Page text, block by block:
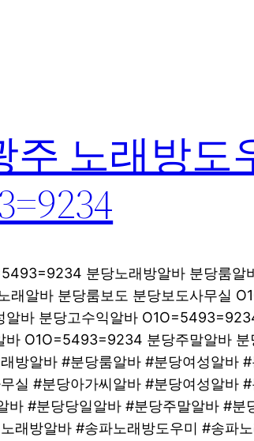
주 노래방도
분당노래방알바 분당룸알
래알바 분당룸보도 분당보도사무실
알바 분당고수익알바
바 O1O=5493=9234 분당주말알바 분
방알바 #분당룸알바 #분당여성알바
실 #분당아가씨알바 #분당여성알바
바 #분당당일알바 #분당주말알바 #분
래방알바 #송파노래방도우미 #송파